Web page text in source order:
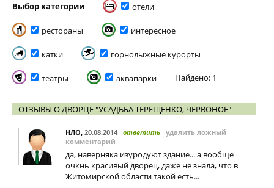
Выбор категории отели
рестораны интересное
катки горнолыжные курорты
театры аквапарки Найдено: 1
ОТЗЫВЫ О ДВОРЦЕ "УСАДЬБА ТЕРЕЩЕНКО, ЧЕРВОНОЕ"
НЛО, 20.08.2014 ответить удалить ложный
комментарий
да, наверняка изуродуют здание... а вообще
очкнь красивый дворец, даже не знала, что в
Житомирской области такой есть...